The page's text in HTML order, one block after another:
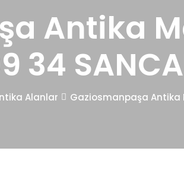
Antika
34
Alanlar Gaziosmanpaşa Antika